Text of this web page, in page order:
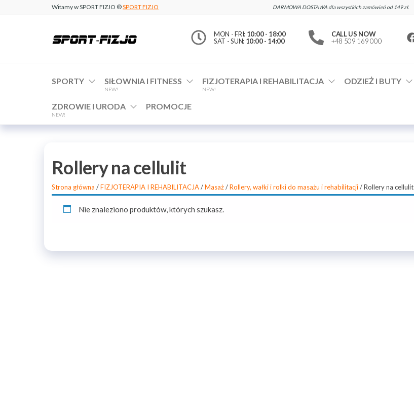
Witamy w SPORT FIZJO ®SPORT FIZJO DARMOWA DOSTAWA dla wszystkich zamówień od 149 zł.
www.sport-
fizjo.com
MON - FRI: 10:00 - 18:00
SAT - SUN: 10:00 - 14:00
CALL US NOW
+48 509 169 000
SPORTY SIŁOWNIA I FITNESS
NEW!
FIZJOTERAPIA I REHABILITACJA
NEW!
ODZIEŻ I BUTY
ZDROWIE I URODA
NEW!
PROMOCJE
Rollery na cellulit
Strona główna /FIZJOTERAPIA I REHABILITACJA/Masaż/Rollery, wałki i rolki do masażu i rehabilitacji/ Rollery na cellulit
Nie znaleziono produktów, których szukasz.